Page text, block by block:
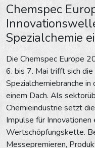
Chemspec
Spezialchemie
Die Chemspec Europe
6. bis 7. Mai trifft sich
Spezialchemiebranche
einem Dach. Als
Chemieindustrie setzt
Impulse für
Wertschöpfungskette.
Messepremieren,